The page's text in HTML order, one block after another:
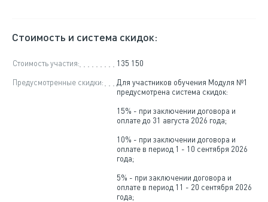
Стоимость и система скидок:
Стоимость участия:
135 150
Предусмотренные скидки:
Для участников обучения Модуля №1
предусмотрена система скидок:
15% - при заключении договора и
оплате до 31 августа 2026 года;
10% - при заключении договора и
оплате в период 1 - 10 сентября 2026
года;
5% - при заключении договора и
оплате в период 11 - 20 сентября 2026
года;